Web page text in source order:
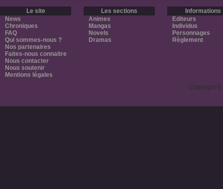
Le site
News
Chroniques
FAQ
Qui sommes-nous ?
Nos partenaires
Faites-nous connaitre
Nous contacter
Nous soutenir
Mentions légales
Les sections
Animes
Mangas
Novels
Dramas
Informations
Editeurs
Individus
Personnages
Règlement
Copyright ©